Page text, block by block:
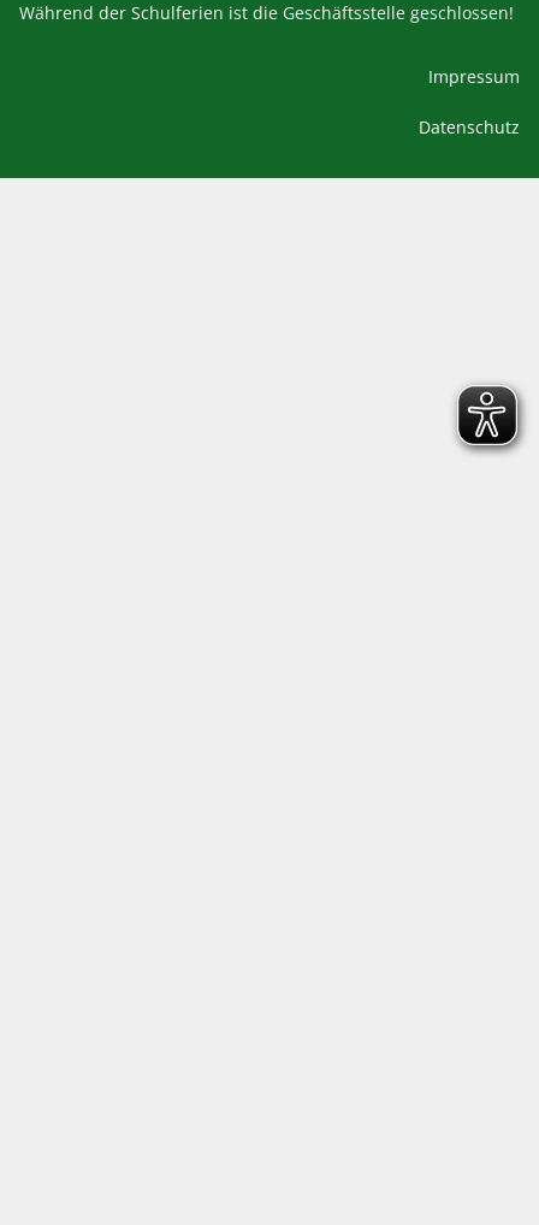
Während der Schulferien ist die Geschäftsstelle geschlossen!
Impressum
Datenschutz